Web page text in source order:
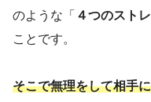
のような「 ４つのスト
ことです。
そこで無理をして相手